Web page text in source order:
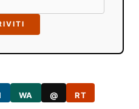
WA @ RT